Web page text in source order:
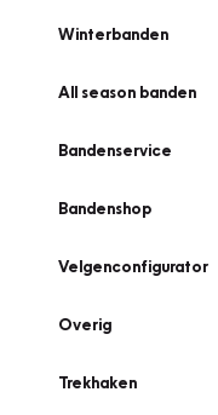
Winterbanden
All season banden
Bandenservice
Bandenshop
Velgenconfigurator
Overig
Trekhaken